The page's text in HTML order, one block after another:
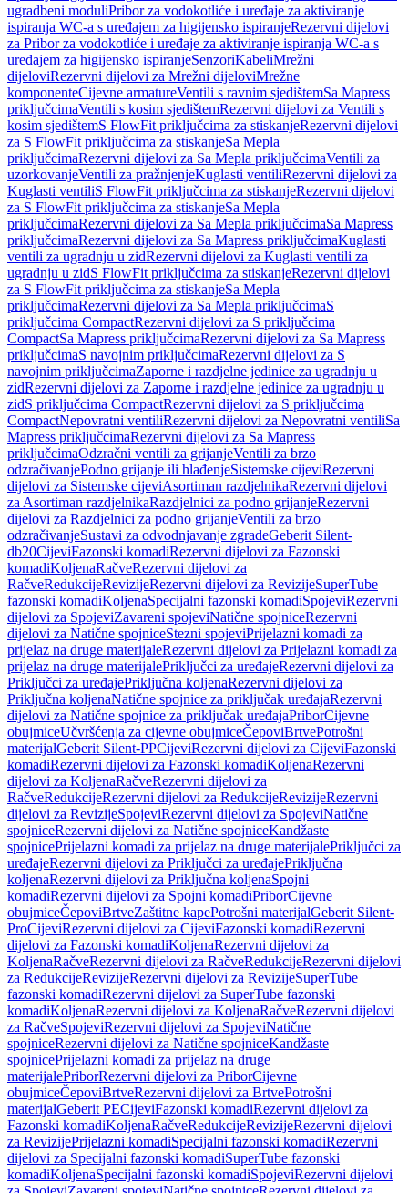
ugradbeni moduliPribor za vodokotliće i uređaje za aktiviranje
ispiranja WC-a s uređajem za higijensko ispiranjeRezervni dijelovi
za Pribor za vodokotliće i uređaje za aktiviranje ispiranja WC-a s
uređajem za higijensko ispiranjeSenzoriKabeliMrežni
dijeloviRezervni dijelovi za Mrežni dijeloviMrežne
komponenteCijevne armatureVentili s ravnim sjedištemSa Mapress
priključcimaVentili s kosim sjedištemRezervni dijelovi za Ventili s
kosim sjedištemS FlowFit priključcima za stiskanjeRezervni dijelovi
za S FlowFit priključcima za stiskanjeSa Mepla
priključcimaRezervni dijelovi za Sa Mepla priključcimaVentili za
uzorkovanjeVentili za pražnjenjeKuglasti ventiliRezervni dijelovi za
Kuglasti ventiliS FlowFit priključcima za stiskanjeRezervni dijelovi
za S FlowFit priključcima za stiskanjeSa Mepla
priključcimaRezervni dijelovi za Sa Mepla priključcimaSa Mapress
priključcimaRezervni dijelovi za Sa Mapress priključcimaKuglasti
ventili za ugradnju u zidRezervni dijelovi za Kuglasti ventili za
ugradnju u zidS FlowFit priključcima za stiskanjeRezervni dijelovi
za S FlowFit priključcima za stiskanjeSa Mepla
priključcimaRezervni dijelovi za Sa Mepla priključcimaS
priključcima CompactRezervni dijelovi za S priključcima
CompactSa Mapress priključcimaRezervni dijelovi za Sa Mapress
priključcimaS navojnim priključcimaRezervni dijelovi za S
navojnim priključcimaZaporne i razdjelne jedinice za ugradnju u
zidRezervni dijelovi za Zaporne i razdjelne jedinice za ugradnju u
zidS priključcima CompactRezervni dijelovi za S priključcima
CompactNepovratni ventiliRezervni dijelovi za Nepovratni ventiliSa
Mapress priključcimaRezervni dijelovi za Sa Mapress
priključcimaOdzračni ventili za grijanjeVentili za brzo
odzračivanjePodno grijanje ili hlađenjeSistemske cijeviRezervni
dijelovi za Sistemske cijeviAsortiman razdjelnikaRezervni dijelovi
za Asortiman razdjelnikaRazdjelnici za podno grijanjeRezervni
dijelovi za Razdjelnici za podno grijanjeVentili za brzo
odzračivanjeSustavi za odvodnjavanje zgradeGeberit Silent-
db20CijeviFazonski komadiRezervni dijelovi za Fazonski
komadiKoljenaRačveRezervni dijelovi za
RačveRedukcijeRevizijeRezervni dijelovi za RevizijeSuperTube
fazonski komadiKoljenaSpecijalni fazonski komadiSpojeviRezervni
dijelovi za SpojeviZavareni spojeviNatične spojniceRezervni
dijelovi za Natične spojniceStezni spojeviPrijelazni komadi za
prijelaz na druge materijaleRezervni dijelovi za Prijelazni komadi za
prijelaz na druge materijalePriključci za uređajeRezervni dijelovi za
Priključci za uređajePriključna koljenaRezervni dijelovi za
Priključna koljenaNatične spojnice za priključak uređajaRezervni
dijelovi za Natične spojnice za priključak uređajaPriborCijevne
obujmiceUčvršćenja za cijevne obujmiceČepoviBrtvePotrošni
materijalGeberit Silent-PPCijeviRezervni dijelovi za CijeviFazonski
komadiRezervni dijelovi za Fazonski komadiKoljenaRezervni
dijelovi za KoljenaRačveRezervni dijelovi za
RačveRedukcijeRezervni dijelovi za RedukcijeRevizijeRezervni
dijelovi za RevizijeSpojeviRezervni dijelovi za SpojeviNatične
spojniceRezervni dijelovi za Natične spojniceKandžaste
spojnicePrijelazni komadi za prijelaz na druge materijalePriključci za
uređajeRezervni dijelovi za Priključci za uređajePriključna
koljenaRezervni dijelovi za Priključna koljenaSpojni
komadiRezervni dijelovi za Spojni komadiPriborCijevne
obujmiceČepoviBrtveZaštitne kapePotrošni materijalGeberit Silent-
ProCijeviRezervni dijelovi za CijeviFazonski komadiRezervni
dijelovi za Fazonski komadiKoljenaRezervni dijelovi za
KoljenaRačveRezervni dijelovi za RačveRedukcijeRezervni dijelovi
za RedukcijeRevizijeRezervni dijelovi za RevizijeSuperTube
fazonski komadiRezervni dijelovi za SuperTube fazonski
komadiKoljenaRezervni dijelovi za KoljenaRačveRezervni dijelovi
za RačveSpojeviRezervni dijelovi za SpojeviNatične
spojniceRezervni dijelovi za Natične spojniceKandžaste
spojnicePrijelazni komadi za prijelaz na druge
materijalePriborRezervni dijelovi za PriborCijevne
obujmiceČepoviBrtveRezervni dijelovi za BrtvePotrošni
materijalGeberit PECijeviFazonski komadiRezervni dijelovi za
Fazonski komadiKoljenaRačveRedukcijeRevizijeRezervni dijelovi
za RevizijePrijelazni komadiSpecijalni fazonski komadiRezervni
dijelovi za Specijalni fazonski komadiSuperTube fazonski
komadiKoljenaSpecijalni fazonski komadiSpojeviRezervni dijelovi